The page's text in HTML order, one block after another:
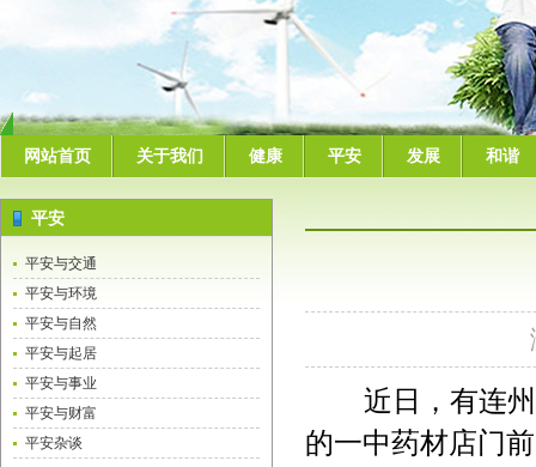
网站首页 关于我们 健康 平安 发展 和谐
平安
平安与交通
平安与环境
平安与自然
平安与起居
平安与事业
平安与财富
平安杂谈
近日，有连州
的一中药材店门